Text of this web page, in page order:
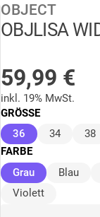
OBJECT
OBJLISA
59,99 €
inkl. 19% MwSt.
GRÖSSE
36 (ausgewählt)
34 38
FARBE
Grau(ausgewählt)
Blau
Violett